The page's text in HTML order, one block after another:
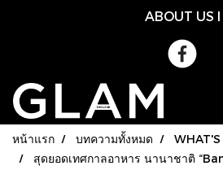
ABOUT US l
หน้าแรก บทความทั้งหมด
WHAT'S
สุดยอดเทศกาลอาหาร นานาชาติ